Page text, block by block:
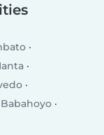
Babahoyo